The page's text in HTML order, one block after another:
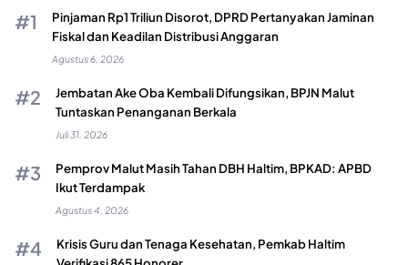
Pinjaman Rp1 Triliun Disorot, DPRD Pertanyakan Jaminan
Fiskal dan Keadilan Distribusi Anggaran
Agustus 6, 2026
Jembatan Ake Oba Kembali Difungsikan, BPJN Malut
Tuntaskan Penanganan Berkala
Juli 31, 2026
Pemprov Malut Masih Tahan DBH Haltim, BPKAD: APBD
Ikut Terdampak
Agustus 4, 2026
Krisis Guru dan Tenaga Kesehatan, Pemkab Haltim